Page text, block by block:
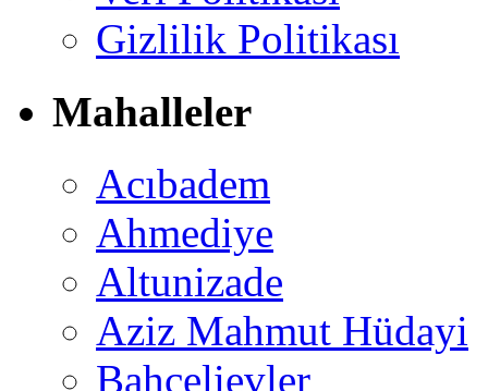
Gizlilik Politikası
Mahalleler
Acıbadem
Ahmediye
Altunizade
Aziz Mahmut Hüdayi
Bahçelievler